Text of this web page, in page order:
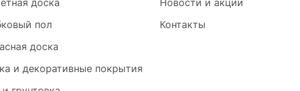
доска
пол
доска
и декоративные покрытия
Новости и акции
Контакты